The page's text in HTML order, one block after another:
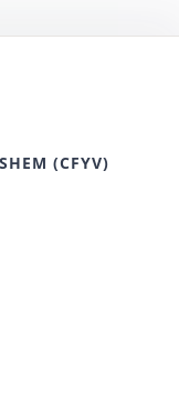
(CFYV)